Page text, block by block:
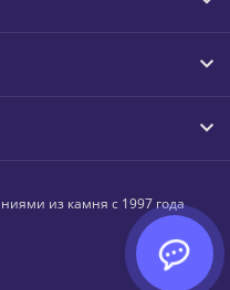
из камня с 1997 года